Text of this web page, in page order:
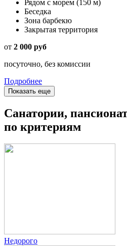
Рядом с морем (150 м)
Беседка
Зона барбекю
Закрытая территория
от 2 000 руб
посуточно, без комиссии
Подробнее
Показать еще
Санатории,
по критериям
Недорого